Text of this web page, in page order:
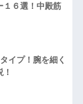
１６選！中殿筋
イプ！腕を細く